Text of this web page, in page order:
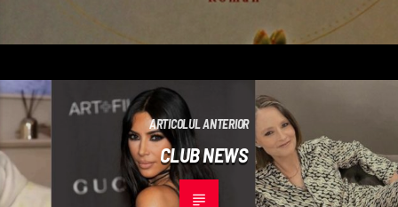
ARTICOLUL ANTERIOR
CLUB NEWS